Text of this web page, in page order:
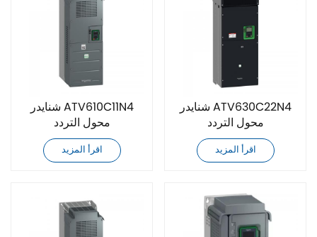
شنايدر ATV610C11N4
محول التردد
اقرأ المزيد
شنايدر ATV630C22N4
محول التردد
اقرأ المزيد